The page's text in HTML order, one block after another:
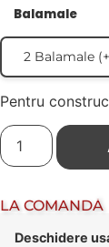
Balamale
Pentru
LA COMANDĂ
Deschidere